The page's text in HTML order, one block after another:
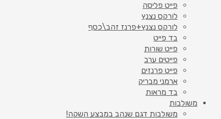
פייט פליסה
לורקס נצנץ
לורקס נצנץ+פרנז זהב\כסף
בד פייט
פייט שורות
פייטים ערב
פייט פרנזים
ארמני מבריק
בד מראות
משולבות
משולבות דגם שנהב במבצע השקה!